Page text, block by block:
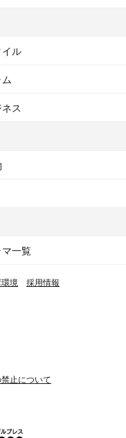
ル
ス
マ一覧
境 採用情報
止について